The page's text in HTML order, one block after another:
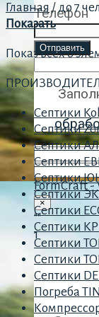
Телефон
Отправить
FormCraft -
×
""
1
Главная / до 7
Показать
Показ всех 6
Септики
Септики
Септики
Септики
Септики
Септики
Септики
Септики
Септики
Септики
Септики
Погреба